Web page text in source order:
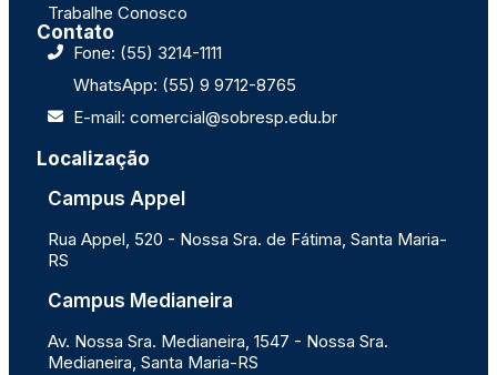
Trabalhe Conosco
Contato
Fone: (55) 3214-1111
WhatsApp: (55) 9 9712-8765
E-mail: comercial@sobresp.edu.br
Localização
Campus Appel
Rua Appel, 520 - Nossa Sra. de Fátima, Santa Maria-
RS
Campus Medianeira
Av. Nossa Sra. Medianeira, 1547 - Nossa Sra.
Medianeira, Santa Maria-RS